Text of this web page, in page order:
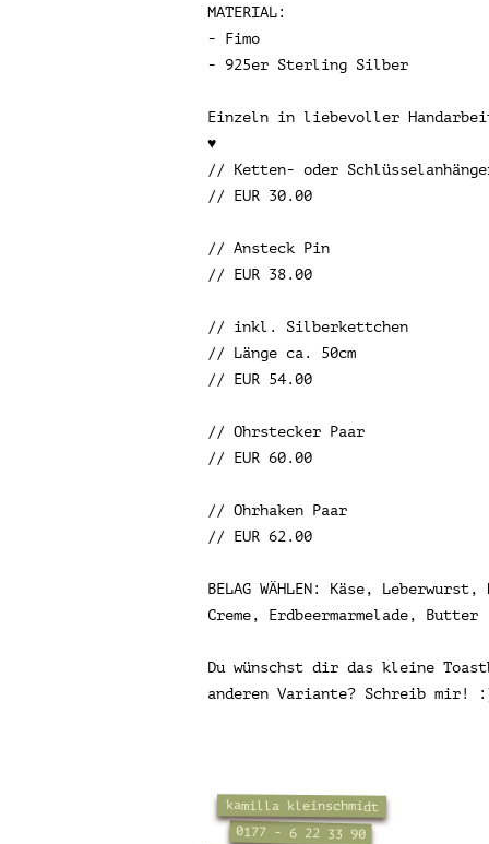
MATERIAL:
- Fimo
- 925er Sterling Silber
Einzeln in liebevoller
♥
// Ketten- oder
// EUR 30.00
// Ansteck Pin
// EUR 38.00
// inkl. Silberkettchen
// Länge ca. 50cm
// EUR 54.00
// Ohrstecker Paar
// EUR 60.00
// Ohrhaken Paar
// EUR 62.00
BELAG WÄHLEN: Käse, Leberwurst,
Creme, Erdbeermarmelade, Butter
Du wünschst dir das kleine
anderen Variante? Schreib mir!
kamilla kleinschmidt
0177 - 6 22 33 90